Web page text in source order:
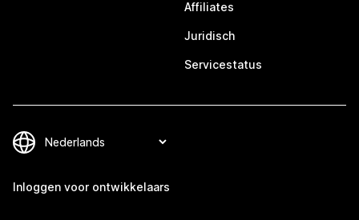
Affiliates
Juridisch
Servicestatus
Inloggen voor ontwikkelaars